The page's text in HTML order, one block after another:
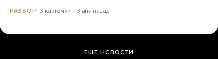
РАЗБОР 3 карточки 3 дня назад
ЕЩЕ НОВОСТИ